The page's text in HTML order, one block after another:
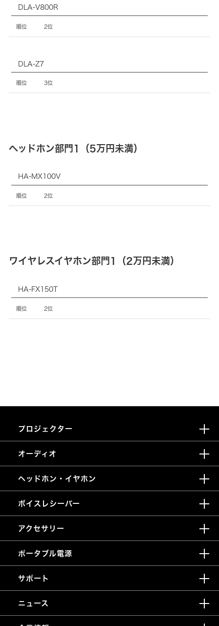
DLA-V800R
2位
DLA-Z7
3位
ヘッドホン部門1（5万円未満）
製
品
名
HA-MX100V
2位
ワイヤレスイヤホン部門1（2万円未満）
製
品
名
HA-FX150T
2位
プロジェクター
オーディオ
ヘッドホン・イヤホン
ボイスレシーバー
アクセサリー
ポータブル電源
サポート
ニュース